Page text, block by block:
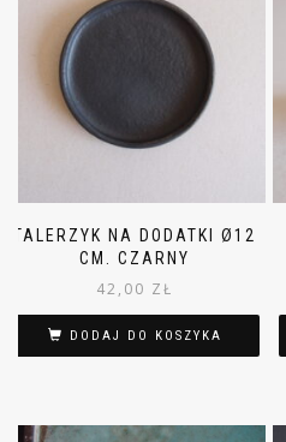
TALERZYK NA DODATKI Ø12
CM. CZARNY
42,00 ZŁ
DODAJ DO KOSZYKA